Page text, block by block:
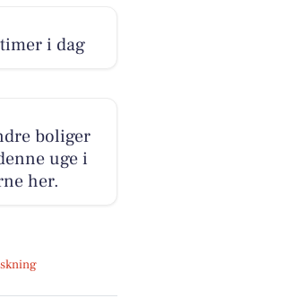
i dag
boliger
uge i
her.